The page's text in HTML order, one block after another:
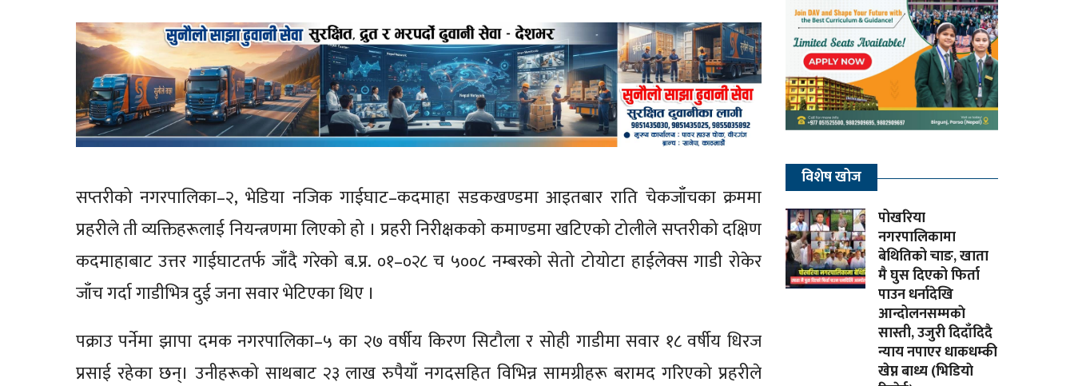
सप्तरीको नगरपालिका–२, भेडिया नजिक गाईघाट–कदमाहा सडकखण्डमा आइतबार राति चेकजाँचका क्रममा
प्रहरीले ती व्यक्तिहरूलाई नियन्त्रणमा लिएको हो । प्रहरी निरीक्षकको कमाण्डमा खटिएको टोलीले सप्तरीको दक्षिण
कदमाहाबाट उत्तर गाईघाटतर्फ जाँदै गरेको ब.प्र. ०१–०२८ च ५००८ नम्बरको सेतो टोयोटा हाईलेक्स गाडी रोकेर
जाँच गर्दा गाडीभित्र दुई जना सवार भेटिएका थिए ।
पक्राउ पर्नेमा झापा दमक नगरपालिका–५ का २७ वर्षीय किरण सिटौला र सोही गाडीमा सवार १८ वर्षीय धिरज
प्रसाई रहेका छन्। उनीहरूको साथबाट २३ लाख रुपैयाँ नगदसहित विभिन्न सामग्रीहरू बरामद गरिएको प्रहरीले
विशेष खोज
पोखरिया
नगरपालिकामा
बेथितिको चाङ, खाता
मै घुस दिएको फिर्ता
पाउन धर्नादेखि
आन्दोलनसम्मकाे
सास्ती, उजुरी दिदाँदिदै
न्याय नपाएर धाकधम्की
खेप्न बाध्य (भिडियाे